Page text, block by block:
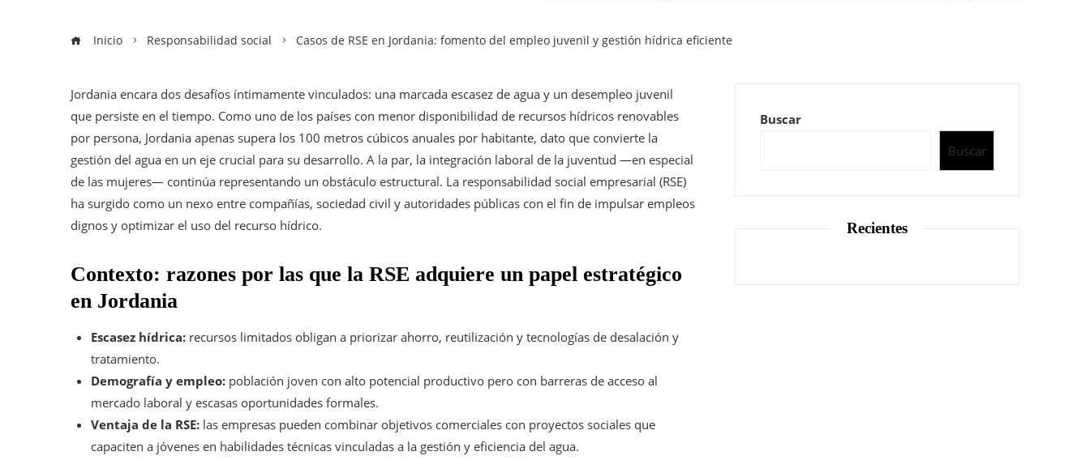
Inicio Responsabilidad social Casos de RSE en Jordania: fomento del empleo juvenil y gestión hídrica eficiente
Jordania encara dos desafíos íntimamente vinculados: una marcada escasez de agua y un desempleo juvenil
que persiste en el tiempo. Como uno de los países con menor disponibilidad de recursos hídricos renovables
por persona, Jordania apenas supera los 100 metros cúbicos anuales por habitante, dato que convierte la
gestión del agua en un eje crucial para su desarrollo. A la par, la integración laboral de la juventud —en especial
de las mujeres— continúa representando un obstáculo estructural. La responsabilidad social empresarial (RSE)
ha surgido como un nexo entre compañías, sociedad civil y autoridades públicas con el fin de impulsar empleos
dignos y optimizar el uso del recurso hídrico.
Contexto: razones por las que la RSE adquiere un papel estratégico
en Jordania
Escasez hídrica: recursos limitados obligan a priorizar ahorro, reutilización y tecnologías de desalación y
tratamiento.
Demografía y empleo: población joven con alto potencial productivo pero con barreras de acceso al
mercado laboral y escasas oportunidades formales.
Ventaja de la RSE: las empresas pueden combinar objetivos comerciales con proyectos sociales que
capaciten a jóvenes en habilidades técnicas vinculadas a la gestión y eficiencia del agua.
Buscar
Buscar
Recientes